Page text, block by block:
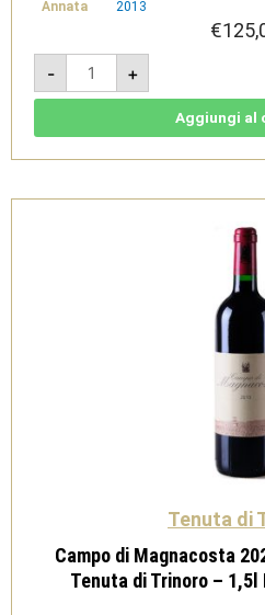
Annata 2013
€
-
Campo
Magnacosta
2013
Rosso
di
+
Aggiungi al
Tenuta di
Campo di Magnacosta
Tenuta di Trinoro – 1,5l